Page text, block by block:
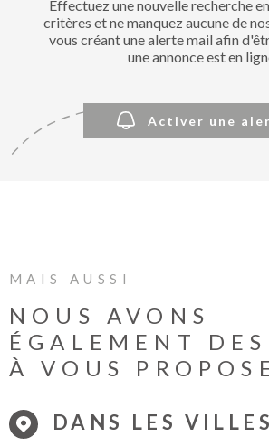
Effectuez une nouvelle recherche
critères et ne manquez aucune de
vous créant une alerte mail afin
une annonce est en
Activer une
MAIS AUSSI
NOUS AVONS
ÉGALEMENT
À VOUS
DANS LES VILLES